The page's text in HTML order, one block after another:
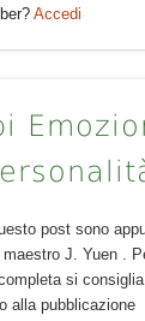
Accedi
post sono
J. Yuen .
si
alla pubblicazione